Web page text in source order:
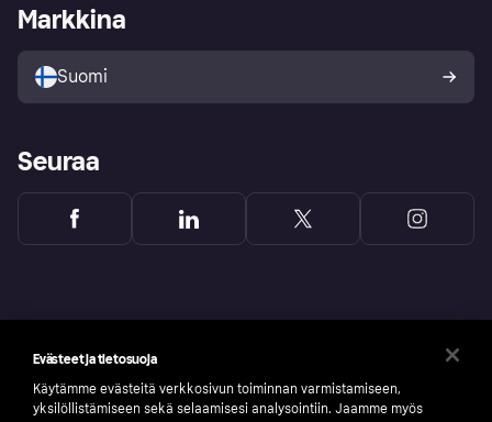
Tutustu kauppoihin
Ostajan turva
Kirjaudu sisään yrityksenä
Markkina
Suomi
Seuraa
Evästeet ja tietosuoja
Käytämme evästeitä verkkosivun toiminnan varmistamiseen,
yksilöllistämiseen sekä selaamisesi analysointiin. Jaamme myös